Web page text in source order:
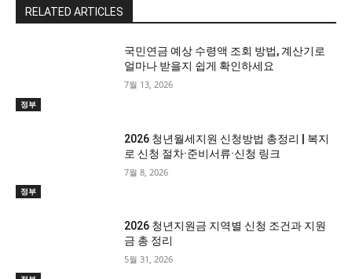
RELATED ARTICLES
정부
국민연금 예상 수령액 조회 방법, 계산기로
얼마나 받을지 쉽게 확인하세요
7월 13, 2026
정부
2026 청년월세지원 신청방법 총정리 | 복지
로 신청 절차·준비서류·신청 링크
7월 8, 2026
2026 청년지원금 지역별 신청 조건과 지원
금 총 정리
5월 31, 2026